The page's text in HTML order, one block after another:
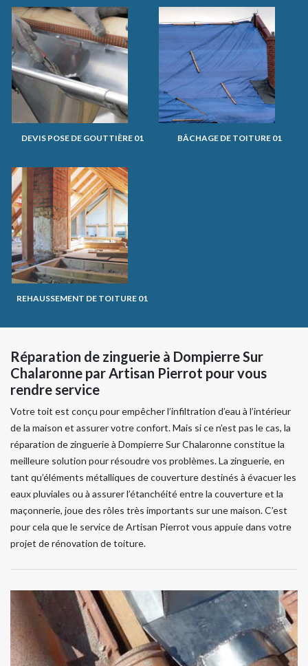
DEVIS POSE DE GOUTTIÈRE 01 BÂCHAGE DE TOITURE 01
REHAUSSEMENT DE TOITURE 01
Réparation de zinguerie à Dompierre Sur
Chalaronne par Artisan Pierrot pour vous
rendre service
Votre toit est conçu pour empêcher l’infiltration d’eau à l’intérieur
de la maison et assurer votre confort. Mais si ce n’est pas le cas, la
réparation de zinguerie à Dompierre Sur Chalaronne constitue la
meilleure solution pour résoudre vos problèmes. La zinguerie, en
tant qu’éléments métalliques de couverture destinés à évacuer les
eaux pluviales ou à assurer l’étanchéité entre la couverture et la
maçonnerie, joue des rôles très importants sur une maison. C’est
pour cela que le service de Artisan Pierrot vous appuie dans votre
projet de rénovation de toiture.